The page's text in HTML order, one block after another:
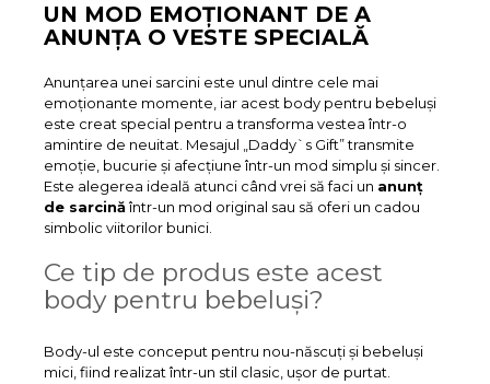
UN MOD EMOȚIONANT DE A
ANUNȚA O VESTE SPECIALĂ
Anunțarea unei sarcini este unul dintre cele mai
emoționante momente, iar acest body pentru bebeluși
este creat special pentru a transforma vestea într-o
amintire de neuitat. Mesajul „Daddy`s Gift” transmite
emoție, bucurie și afecțiune într-un mod simplu și sincer.
Este alegerea ideală atunci când vrei să faci un anunț
de sarcinăîntr-un mod original sau să oferi un cadou
simbolic viitorilor bunici.
Ce tip de produs este acest
body pentru bebeluși?
Body-ul este conceput pentru nou-născuți și bebeluși
mici, fiind realizat într-un stil clasic, ușor de purtat.